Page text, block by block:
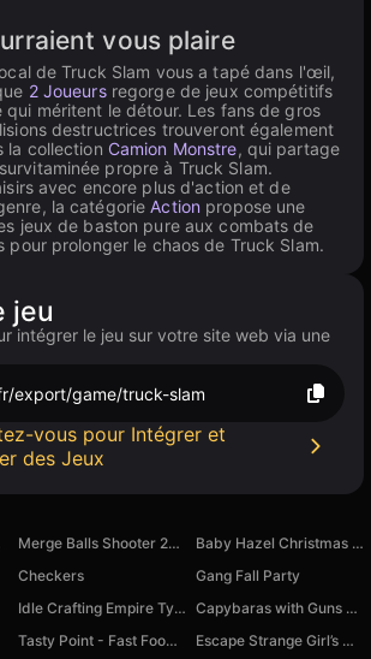
vous plaire
de Truck Slam vous a tapé dans l'œil,
2 Joueursregorge de jeux compétitifs
qui méritent le détour. Les fans de gros
destructrices trouveront également
la collection Camion Monstre, qui partage
propre à Truck Slam.
avec encore plus d'action et de
la catégorieAction propose une
jeux de baston pure aux combats de
pour prolonger le chaos de Truck Slam.
jeu
intégrer le jeu sur votre site web via une
export/game/truck-slam
vous pour Intégrer et
des Jeux
Merge Balls Shooter 2048 Connect Fruits
Baby Hazel Christmas Dream
Checkers
Gang Fall Party
Idle Crafting Empire Tycoon
Capybaras with Guns 2. A Game for Two Players
Tasty Point - Fast Food Empire
Escape Strange Girl’s House 2